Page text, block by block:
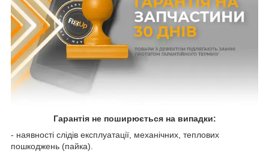
Гарантія не поширюється на випадки:
- наявності слідів експлуатації, механічних, теплових
пошкоджень (пайка).